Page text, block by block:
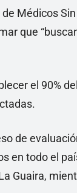
Médicos
que
el 90%
de
en todo el
Guaira,